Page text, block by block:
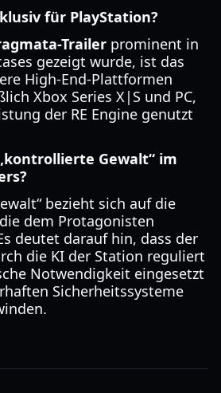
für PlayStation?
Trailer prominent in
gezeigt wurde, ist das
High-End-Plattformen
Xbox Series X|S und PC,
der RE Engine genutzt
Gewalt“ im
bezieht sich auf die
dem Protagonisten
deutet darauf hin, dass der
die KI der Station reguliert
Notwendigkeit eingesetzt
Sicherheitssysteme